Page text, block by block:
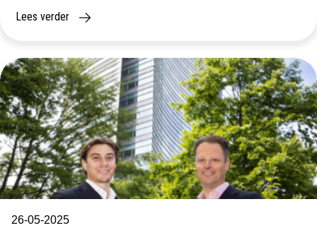
aan de prettige en persoonlijke bemiddeling van Schenk
Lees verder
26-05-2025